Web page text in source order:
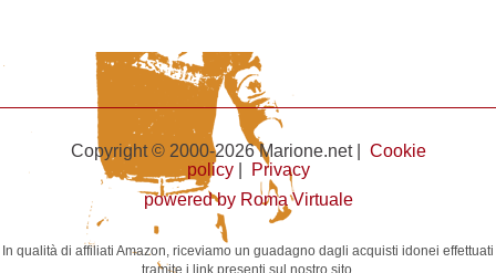
Copyright © 2000-2026 Marione.net | Cookie
policy|
Privacy
powered by Roma Virtuale
In qualità di affiliati Amazon, riceviamo un guadagno dagli acquisti idonei effettuati
tramite i link presenti sul nostro sito.